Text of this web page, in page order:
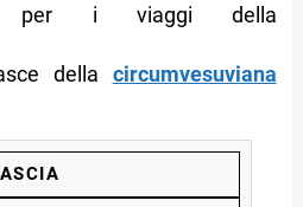
per i viaggi della
della circumvesuviana